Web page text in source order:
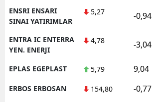
ENSRI ENSARI
SINAI YATIRIMLAR
5,27 -0,94
ENTRA IC ENTERRA
YEN. ENERJI
4,78 -3,04
EPLAS EGEPLAST 5,79 9,04
ERBOS ERBOSAN 154,80 -0,77